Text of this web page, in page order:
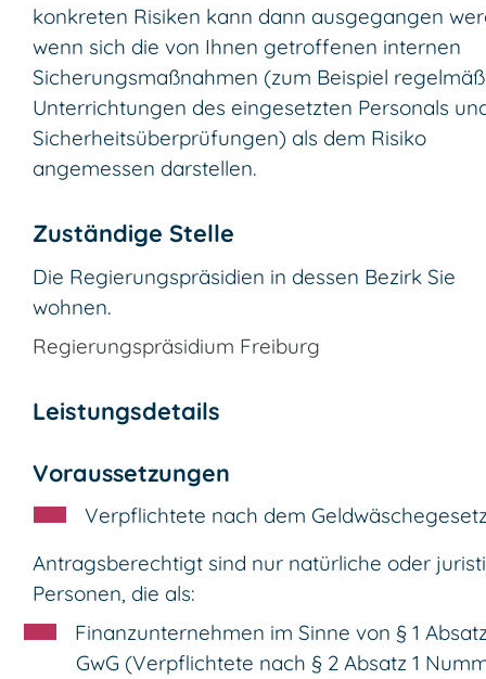
konkreten Risiken kann dann ausgegangen
wenn sich die von Ihnen getroffenen internen
Sicherungsmaßnahmen (zum Beispiel
Unterrichtungen des eingesetzten Personals
Sicherheitsüberprüfungen) als dem Risiko
angemessen darstellen.
Zuständige Stelle
Die Regierungspräsidien in dessen Bezirk Sie
wohnen.
Regierungspräsidium Freiburg
Leistungsdetails
Voraussetzungen
Verpflichtete nach dem
Antragsberechtigt sind nur natürliche oder
Personen, die als:
Finanzunternehmen im Sinne von § 1
GwG (Verpflichtete nach § 2 Absatz 1